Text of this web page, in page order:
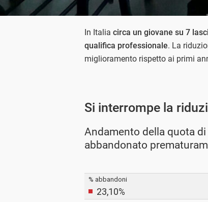
In Italia circa un giovane su 7
qualifica professionale. La
miglioramento rispetto ai primi
Si interrompe la
Andamento della quota
abbandonato